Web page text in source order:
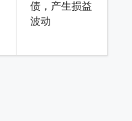
债，产生损益
波动